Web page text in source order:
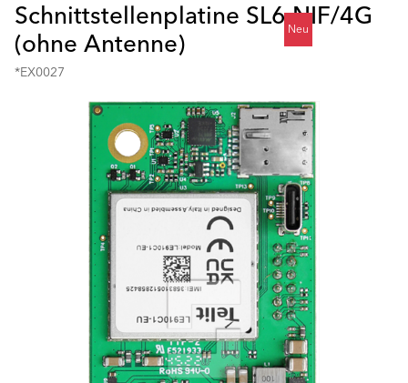
Neu
Schnittstellenplatine SL6 NIF/4G
(ohne Antenne)
*EX0027